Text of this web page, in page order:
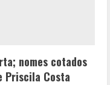
nomes cotados
Priscila Costa